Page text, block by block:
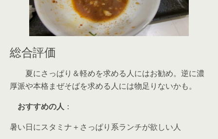
総合評価
夏にさっぱり＆軽めを求める人にはお勧め。逆に濃
厚派や本格まぜそばを求める人には物足りないかも。
おすすめの人 ：
暑い日にスタミナ＋さっぱり系ランチが欲しい人